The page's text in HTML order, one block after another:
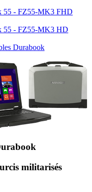
- FZ55-MK3 FHD
- FZ55-MK3 HD
Durabook
militarisés